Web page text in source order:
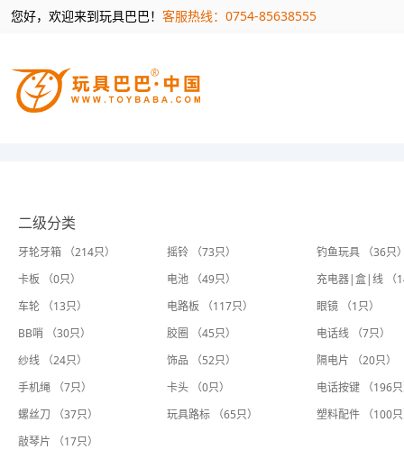
您好，欢迎来到玩具巴巴！ 客服热线：0754-85638555
二级分类
牙轮牙箱 （214只） 摇铃 （73只）
钓鱼玩具 （36只
卡板 （0只）
电池 （49只）
充电器|盒|线 （
车轮 （13只）
电路板 （117只）
眼镜 （1只）
BB哨 （30只）
胶圈 （45只）
电话线 （7只）
纱线 （24只）
饰品 （52只）
隔电片 （20只）
手机绳 （7只）
卡头 （0只）
电话按键 （196
螺丝刀 （37只）
玩具路标 （65只）
塑料配件 （100
敲琴片 （17只）